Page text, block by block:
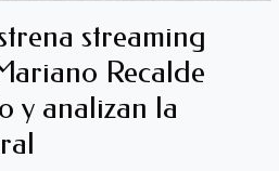
streaming
Recalde
y analizan la